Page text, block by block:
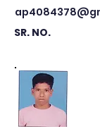
SR. NO.